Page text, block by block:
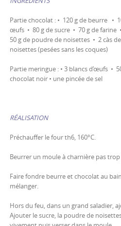
Partie chocolat : • 120 g de beurre •
œufs • 80 g de sucre • 70 g de farine
50 g de poudre de noisettes • 2 càs
noisettes (pesées sans les coques)
Partie meringue : • 3 blancs d’œufs •
chocolat noir • une pincée de sel
RÉALISATION
Préchauffer le four th6, 160°C.
Beurrer un moule à charnière pas
Faire fondre beurre et chocolat au
mélanger.
Hors du feu, dans un grand saladier,
Ajouter le sucre, la poudre de